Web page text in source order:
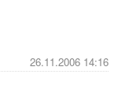
26.11.2006 14:16